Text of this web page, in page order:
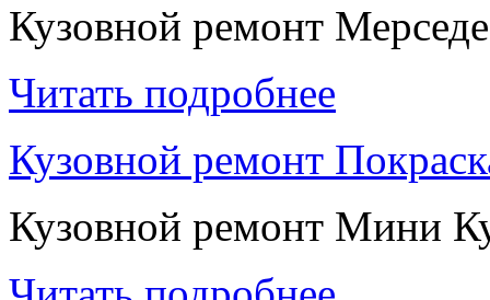
Кузовной ремонт
Читать подробнее
Кузовной ремонт
Кузовной ремонт Мини